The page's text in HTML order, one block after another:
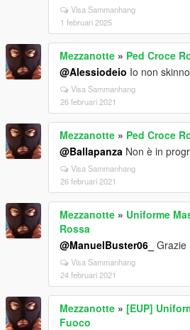
Visa Sammanhang
1 februari 2025
Mezzanotte » Ped Croce
@Alessiodeio Io non
Visa Sammanhang
26 februari 2021
Mezzanotte » Ped Croce
@Ballapanza Non è in
Visa Sammanhang
26 februari 2021
Mezzanotte » Uniforme
Rossa
@ManuelBuster06_ Grazie
Visa Sammanhang
24 februari 2021
Mezzanotte » [EUP]
Fuoco